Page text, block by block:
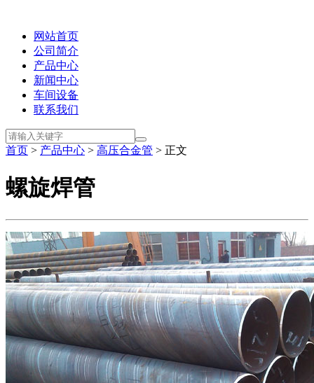
网站首页
公司简介
产品中心
新闻中心
车间设备
联系我们
首页 > 产品中心 > 高压合金管 > 正文
螺旋焊管